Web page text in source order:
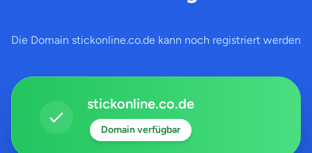
Die Domain stickonline.co.de kann noch registriert werden
stickonline.co.de
Domain verfügbar